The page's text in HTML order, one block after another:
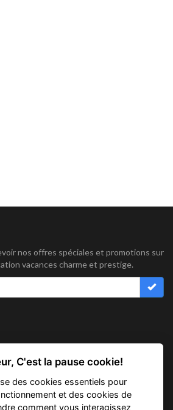
nos offres spéciales et promotions sur
vacances charme et prestige.
C'est la pause cookie!
des cookies essentiels pour
et des cookies de
comment vous interagissez